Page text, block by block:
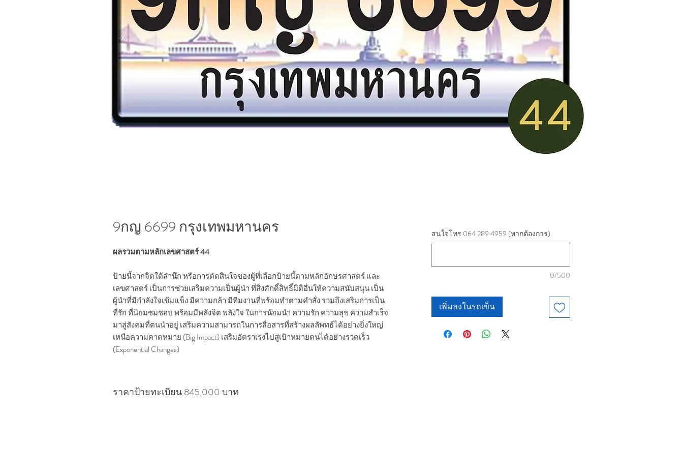
9กญ 6699 กรุงเทพมหานคร
ผลรวมตามหลักเลขศาสตร์ 44
ป้ายนี้จากจิตใต้สำนึก หรือการตัดสินใจของผู้ที่เลือกป้ายนี้ตามหลักอักษรศาสตร์ และ
เลขศาสตร์ เป็นการช่วยเสริมความเป็นผู้นำ ที่สิ่งศักดิ์สิทธิ์มิติอื่นให้ความสนับสนุน เป็น
ผู้นำที่มีกำลังใจเข้มแข็ง มีความกล้า มีทีมงานที่พร้อมทำตามคำสั่ง รวมถึงเสริมการเป็น
ที่รัก ที่นิยมชมชอบ พร้อมมีพลังจิต พลังใจ ในการน้อมนำ ความรัก ความสุข ความสำเร็จ
มาสู่สังคมที่ตนนำอยู่ เสริมความสามารถในการสื่อสารที่สร้างผลลัพทธ์ได้อย่างยิ่งใหญ่
เหนือความคาดหมาย (Big Impact) เสริมอัตราเร่งไปสู่เป้าหมายตนได้อย่างรวดเร็ว
(Exponential Changes)
ราคาป้ายทะเบียน 845,000 บาท
สนใจโทร 064 289 4959 (หากต้องการ)
0/500
เพิ่มลงในรถเข็น